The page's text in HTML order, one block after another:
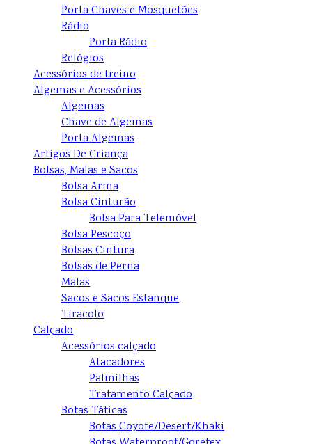
Porta Chaves e Mosquetões
Rádio
Porta Rádio
Relógios
Acessórios de treino
Algemas e Acessórios
Algemas
Chave de Algemas
Porta Algemas
Artigos De Criança
Bolsas, Malas e Sacos
Bolsa Arma
Bolsa Cinturão
Bolsa Para Telemóvel
Bolsa Pescoço
Bolsas Cintura
Bolsas de Perna
Malas
Sacos e Sacos Estanque
Tiracolo
Calçado
Acessórios calçado
Atacadores
Palmilhas
Tratamento Calçado
Botas Táticas
Botas Coyote/Desert/Khaki